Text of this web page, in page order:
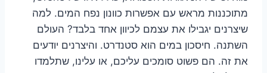
מתוכננות מראש עם אפשרות כוונון נפח המים. למה
שיצרנים יגבילו את עצמם לכיוון אחד בלבד? העולם
השתנה. חיסכון במים הוא סטנדרט. והיצרנים יודעים
את זה. הם פשוט סומכים עליכם, או עלינו, שתלמדו